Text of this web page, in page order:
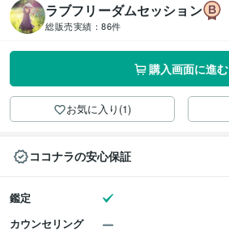
ラブフリーダムセッション
総販売実績： 86件
購入画面に進む
お気に入り(1)
ココナラの安心保証
鑑定
カウンセリング